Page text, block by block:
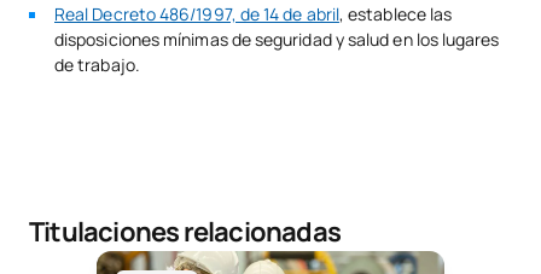
Real Decreto 486/1997, de 14 de abril, establece las
disposiciones mínimas de seguridad y salud en los lugares
de trabajo.
Titulaciones relacionadas
Máster Universitario Online en Prevención de